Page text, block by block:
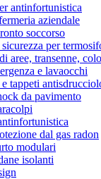
antinfortunistica
aziendale
soccorso
per
aree, transenne,
e lavaocchi
tappeti
da pavimento
dal gas radon
modulari
isolanti